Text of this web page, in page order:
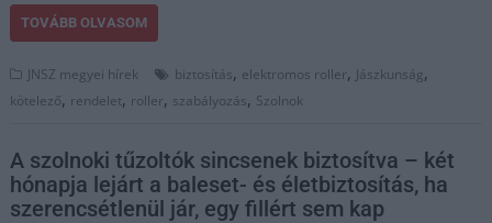
TOVÁBB OLVASOM
JNSZ megyei hírek biztosítás, elektromos roller, Jászkunság,
kötelező, rendelet, roller, szabályozás, Szolnok
A szolnoki tűzoltók sincsenek biztosítva – két
hónapja lejárt a baleset- és életbiztosítás, ha
szerencsétlenül jár, egy fillért sem kap